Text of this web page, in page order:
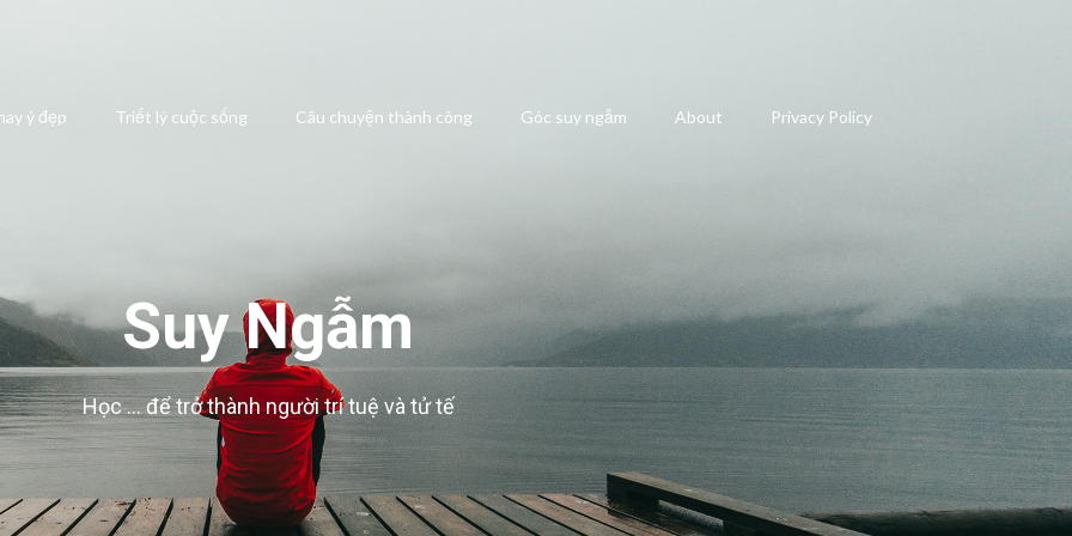
ý đẹp Triết lý cuộc sống Câu chuyện thành công Góc suy ngẫm About Privacy Policy
Suy Ngẫm
Học … để trở thành người trí tuệ và tử tế